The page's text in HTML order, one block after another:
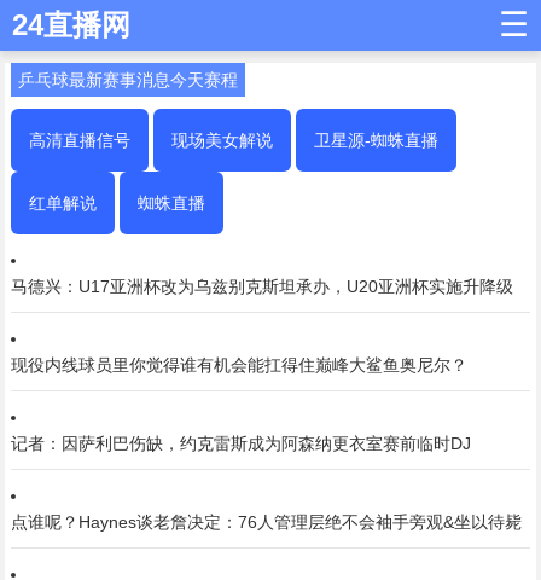
24直播网 ☰
乒乓球最新赛事消息今天赛程
高清直播信号 现场美女解说 卫星源-蜘蛛直播
红单解说 蜘蛛直播
马德兴：U17亚洲杯改为乌兹别克斯坦承办，U20亚洲杯实施升降级
现役内线球员里你觉得谁有机会能扛得住巅峰大鲨鱼奥尼尔？
记者：因萨利巴伤缺，约克雷斯成为阿森纳更衣室赛前临时DJ
点谁呢？Haynes谈老詹决定：76人管理层绝不会袖手旁观&坐以待毙